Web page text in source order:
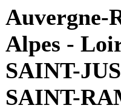
Auvergne-
Alpes -
SAINT-
SAINT-